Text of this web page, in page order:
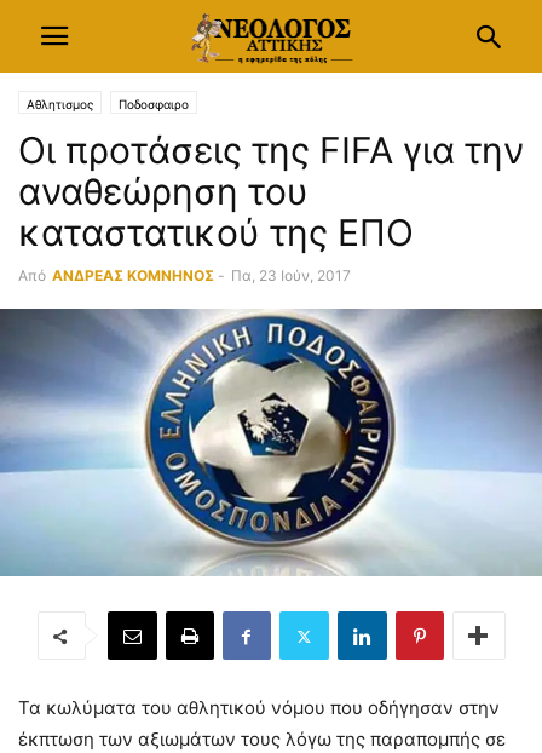
Αθλητισμος Ποδοσφαιρο
Οι προτάσεις της FIFA για την
αναθεώρηση του
καταστατικού της ΕΠΟ
Από ΑΝΔΡΕΑΣ ΚΟΜΝΗΝΟΣ - Πα, 23 Ιούν, 2017
Τα κωλύματα του αθλητικού νόμου που οδήγησαν στην
έκπτωση των αξιωμάτων τους λόγω της παραπομπής σε